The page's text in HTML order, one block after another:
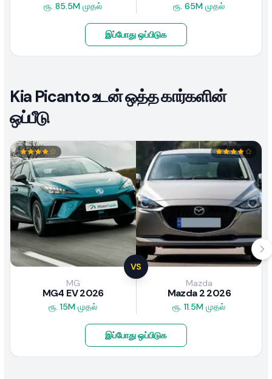
ரூ. 85.5M முதல் ரூ. 65M முதல்
இப்போது ஒப்பிடுக
Kia Picanto உடன் ஒத்த கார்களின்
ஒப்பீடு
VS
MG
MG4 EV 2026
ரூ. 15M முதல்
Mazda
Mazda 2 2026
ரூ. 11.5M முதல்
இப்போது ஒப்பிடுக